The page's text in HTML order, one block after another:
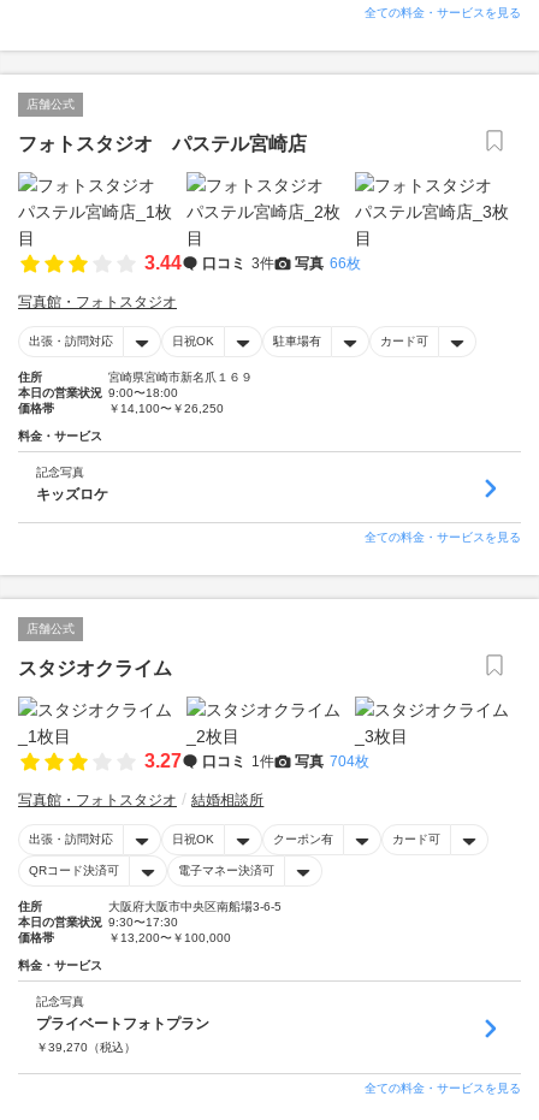
全ての料金・サービスを見る
店舗公式
フォトスタジオ パステル宮崎店
3.44 口コミ 3件 写真 66枚
写真館・フォトスタジオ
出張・訪問対応 日祝OK 駐車場有 カード可
住所
宮崎県宮崎市新名爪１６９
本日の営業状況 9:00〜18:00
価格帯
￥14,100〜￥26,250
料金・サービス
記念写真
キッズロケ
全ての料金・サービスを見る
店舗公式
スタジオクライム
3.27 口コミ 1件 写真 704枚
写真館・フォトスタジオ 結婚相談所
出張・訪問対応 日祝OK クーポン有 カード可
QRコード決済可 電子マネー決済可
住所
大阪府大阪市中央区南船場3-6-5
本日の営業状況 9:30〜17:30
価格帯
￥13,200〜￥100,000
料金・サービス
記念写真
プライベートフォトプラン
￥39,270 （税込）
全ての料金・サービスを見る